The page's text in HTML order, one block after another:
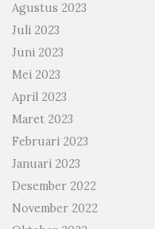
Agustus 2023
Juli 2023
Juni 2023
Mei 2023
April 2023
Maret 2023
Februari 2023
Januari 2023
Desember 2022
November 2022